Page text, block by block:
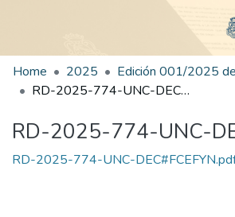
Home 2025
RD-2025-774-UNC-DEC#FCEFYN
RD-2025-774-UNC-
RD-2025-774-UNC-